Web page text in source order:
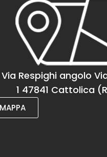
Via Respighi angolo
1 47841 Cattolica